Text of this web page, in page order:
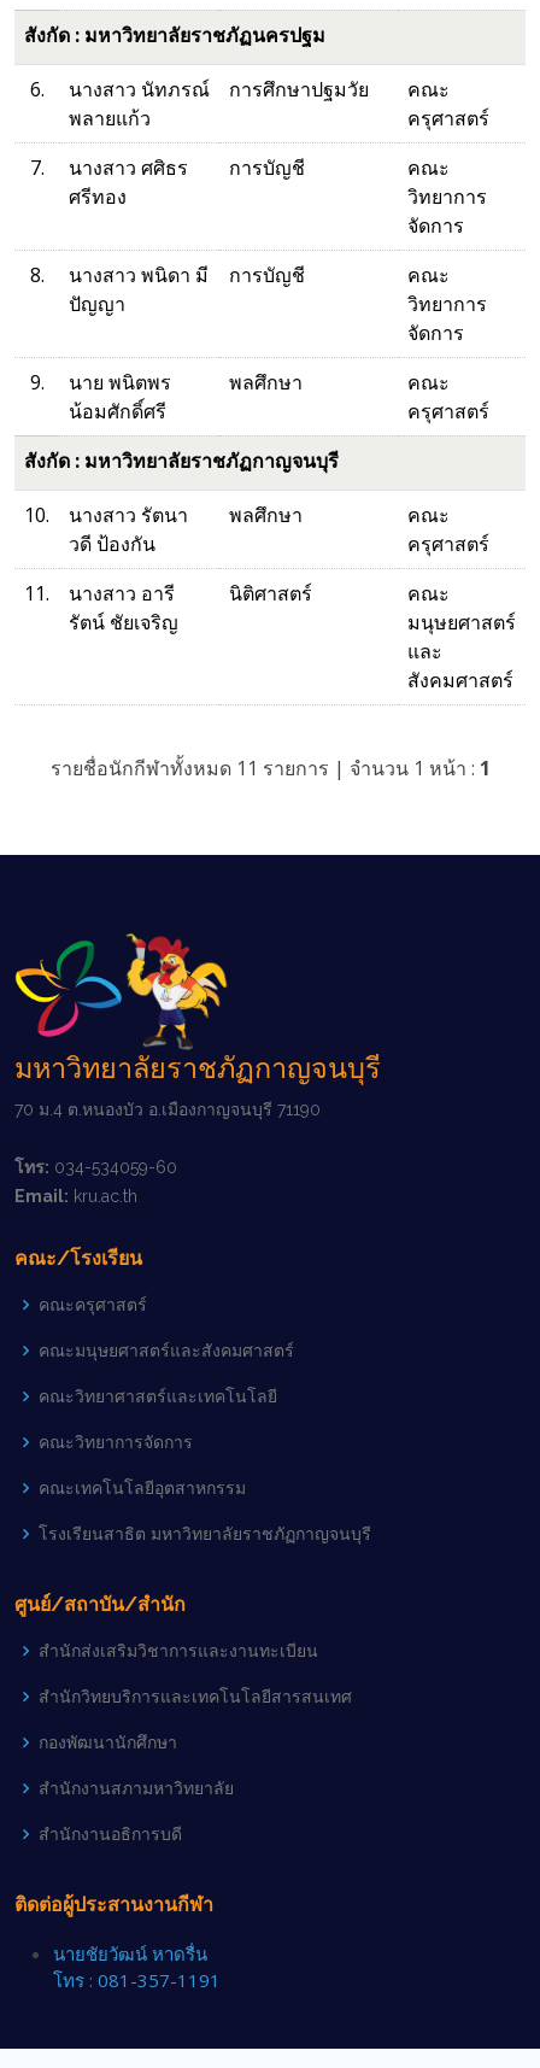
สังกัด : มหาวิทยาลัยราชภัฏนครปฐม
6.
นางสาว นัทภรณ์
พลายแก้ว
การศึกษาปฐมวัย
คณะ
ครุศาสตร์
7.
นางสาว ศศิธร
ศรีทอง
การบัญชี
คณะ
วิทยาการ
จัดการ
8.
นางสาว พนิดา มี
ปัญญา
การบัญชี
คณะ
วิทยาการ
จัดการ
9.
นาย พนิตพร
น้อมศักดิ์ศรี
พลศึกษา
คณะ
ครุศาสตร์
สังกัด : มหาวิทยาลัยราชภัฏกาญจนบุรี
10.
นางสาว รัตนา
วดี ป้องกัน
พลศึกษา
คณะ
ครุศาสตร์
11.
นางสาว อารี
รัตน์ ชัยเจริญ
นิติศาสตร์
คณะ
มนุษยศาสตร์
และ
สังคมศาสตร์
รายชื่อนักกีฬาทั้งหมด 11 รายการ | จำนวน 1 หน้า : 1
มหาวิทยาลัยราชภัฏกาญจนบุรี
70 ม.4 ต.หนองบัว อ.เมืองกาญจนบุรี 71190
โทร: 034-534059-60
Email: kru.ac.th
คณะ/โรงเรียน
คณะครุศาสตร์
คณะมนุษยศาสตร์และสังคมศาสตร์
คณะวิทยาศาสตร์และเทคโนโลยี
คณะวิทยาการจัดการ
คณะเทคโนโลยีอุตสาหกรรม
โรงเรียนสาธิต มหาวิทยาลัยราชภัฏกาญจนบุรี
ศูนย์/สถาบัน/สำนัก
สำนักส่งเสริมวิชาการและงานทะเบียน
สำนักวิทยบริการและเทคโนโลยีสารสนเทศ
กองพัฒนานักศึกษา
สำนักงานสภามหาวิทยาลัย
สำนักงานอธิการบดี
ติดต่อผู้ประสานงานกีฬา
นายชัยวัฒน์ หาดรื่น
โทร : 081-357-1191